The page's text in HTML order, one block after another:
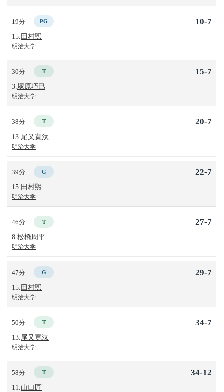
19分 PG
15. 田村煕
明治大学
10-7
30分 T
3. 塚原巧巳
明治大学
15-7
38分 T
13. 尾又寛汰
明治大学
20-7
39分 G
15. 田村煕
明治大学
22-7
46分 T
8. 松橋周平
明治大学
27-7
47分 G
15. 田村煕
明治大学
29-7
50分 T
13. 尾又寛汰
明治大学
34-7
58分 T
11. 山口匠
34-12